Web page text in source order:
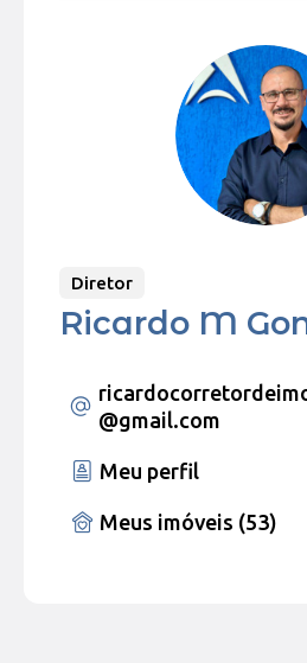
Diretor
Ricardo M
@gmail.com
Meu perfil
Meus imóveis (53)